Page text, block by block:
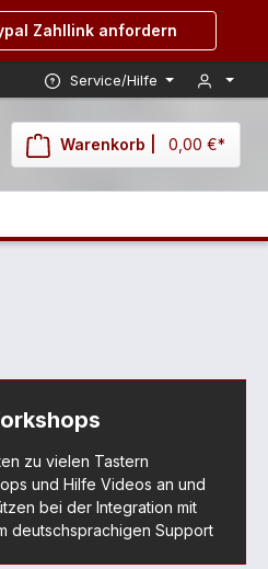
Zahllink anfordern
Service/Hilfe
Warenkorb | 0,00 €*
zu vielen Tastern
und Hilfe Videos an und
bei der Integration mit
deutschsprachigen Support